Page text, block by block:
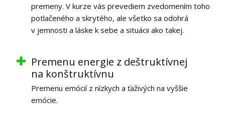
premeny. V kurze vás prevediem zvedomením toho
potlačeného a skrytého, ale všetko sa odohrá
v jemnosti a láske k sebe a situácii ako takej.
Premenu energie z deštruktívnej
na konštruktívnu
Premenu emócií z nízkych a ťaživých na vyššie
emócie.